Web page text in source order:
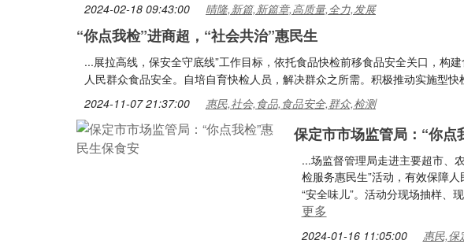
2024-02-18 09:43:00 晴隆,新篇,新篇章,高质量,全力,发展
“你点我检”进商超，“社会共治”惠民生
...展拉高线，保安全守底线”工作目标，依托食品快检前移食品安全关口，构
人民群众食品安全。自培自育快检人员，解决群众之所需。积极推动实施型
2024-11-07 21:37:00 惠民,社会,食品,食品安全,群众,检测
保定市市场监管局：“你点
...场监督管理局走进主要超市、
检服务惠民生”活动，有效保障人
“安全味儿”。活动分现场抽样、
更多
2024-01-16 11:05:00 惠民,保